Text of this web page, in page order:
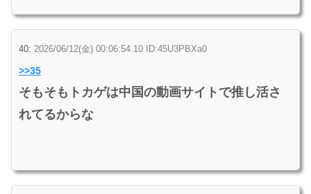
40: 2026/06/12(金) 00:06:54.10 ID:45U3PBXa0
>>35
そもそもトカゲは中国の動画サイトで推し活さ
れてるからな